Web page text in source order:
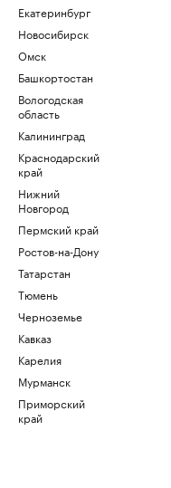
Екатеринбург
Новосибирск
Омск
Башкортостан
Вологодская
область
Калининград
Краснодарский
край
Нижний
Новгород
Пермский край
Ростов-на-Дону
Татарстан
Тюмень
Черноземье
Кавказ
Карелия
Мурманск
Приморский
край